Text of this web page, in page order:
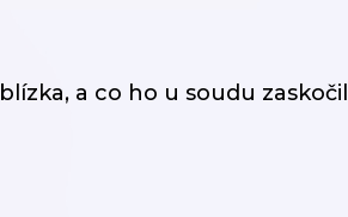
a co ho u soudu